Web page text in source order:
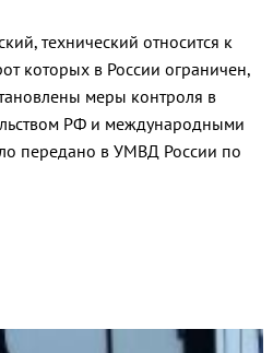
технический относится к
которых в России ограничен,
меры контроля в
РФ и международными
передано в УМВД России по